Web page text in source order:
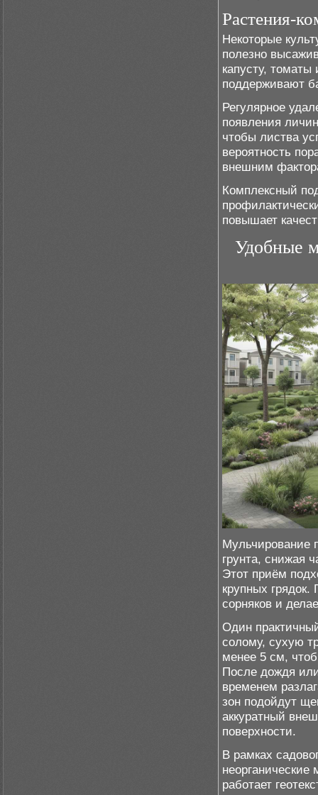
Растения-
Некоторые
полезно
капусту,
поддерживают
Регулярное
появления
чтобы листва
вероятность
внешним
Комплексный
повышает
Удобные
Мульчирование
грунта, снижая
Этот приём
крупных
сорняков и
Один
солому, сухую
менее 5 см,
После дождя
временем
зон подойдут
аккуратный
поверхности.
В рамках
работает